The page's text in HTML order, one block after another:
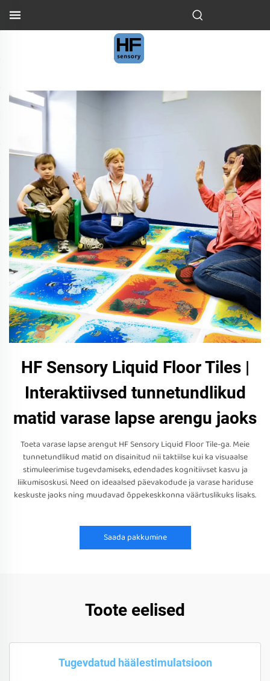
HF Sensory Liquid Floor Tiles |
Interaktiivsed tunnetundlikud
matid varase lapse arengu jaoks
Toeta varase lapse arengut HF Sensory Liquid Floor Tile-ga. Meie
tunnetundlikud matid on disainitud nii taktiilse kui ka visuaalse
stimuleerimise tugevdamiseks, edendades kognitiivset kasvu ja
liikumisoskusi. Need on ideaalsed päevakodude ja varase hariduse
keskuste jaoks ning muudavad õppekeskkonna väärtuslikuks lisaks.
Saada pakkumine
Toote eelised
Tugevdatud häälestimulatsioon